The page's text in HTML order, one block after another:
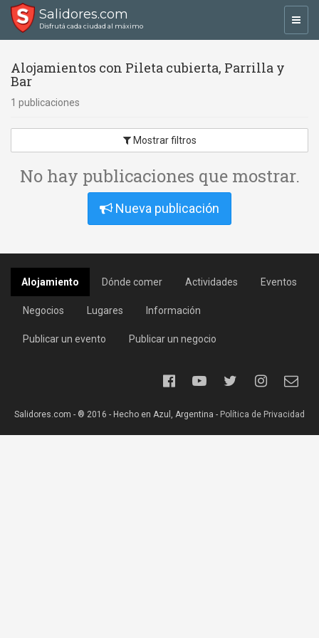
Salidores.com
Disfrutá cada ciudad al máximo
Alojamientos con Pileta cubierta, Parrilla y
Bar
1 publicaciones
Mostrar filtros
No hay publicaciones que mostrar.
Nueva publicación
Alojamiento Dónde comer Actividades Eventos
Negocios Lugares Información
Publicar un evento Publicar un negocio
Salidores.com - ® 2016 - Hecho en Azul, Argentina - Política de Privacidad